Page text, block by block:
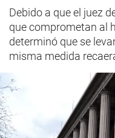
Debido a que el juez
que comprometan al
determinó que se
misma medida